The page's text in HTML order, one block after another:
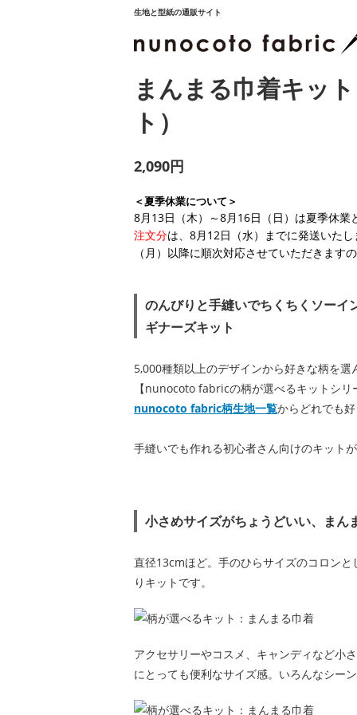
生地と型紙の通販サイト
まんまる巾着キッ
ト）
2,090円
＜夏季休業について＞
8月13日（木）～8月16日（日）は夏季休業
注文分は、8月12日（水）までに発送いた
（月）以降に順次対応させていただきます
のんびりと手縫いでちくちくソー
ギナーズキット
5,000種類以上のデザインから好きな柄を
【nunocoto fabricの柄が選べるキットシリ
nunocoto fabric柄生地一覧からどれでも
手縫いでも作れる初心者さん向けのキット
小さめサイズがちょうどいい、まん
直径13cmほど。手のひらサイズのコロン
りキットです。
アクセサリーやコスメ、キャンディなど小
にとっても便利なサイズ感。いろんなシー